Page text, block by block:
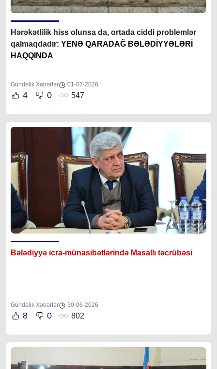
Hərəkətlilik hiss olunsa da, ortada ciddi problemlər
qalmaqdadır: YENƏ QARADAĞ BƏLƏDİYYƏLƏRİ
HAQQINDA
Gündəlik Xəbərlər 01-07-2026
4 0 547
Bələdiyyə icra-münasibətlərində Masallı təcrübəsi
Gündəlik Xəbərlər 30-06-2026
8 0 802